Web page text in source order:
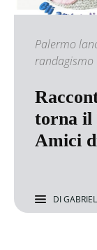
Palermo
randagismo
torna il
Amici
DI